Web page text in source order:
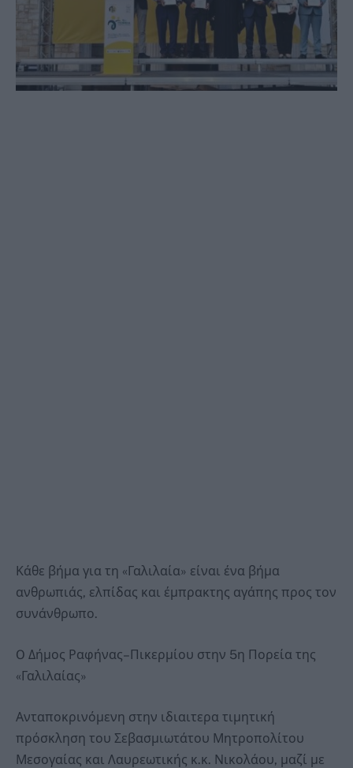
Κάθε βήμα για τη «Γαλιλαία» είναι ένα βήμα
ανθρωπιάς, ελπίδας και έμπρακτης αγάπης προς τον
συνάνθρωπο.
O Δήμος Ραφήνας–Πικερμίου στην 5η Πορεία της
«Γαλιλαίας»
Ανταποκρινόμενη στην ιδιαιτερα τιμητική
πρόσκληση του Σεβασμιωτάτου Μητροπολίτου
Μεσογαίας και Λαυρεωτικής κ.κ. Νικολάου, μαζί με